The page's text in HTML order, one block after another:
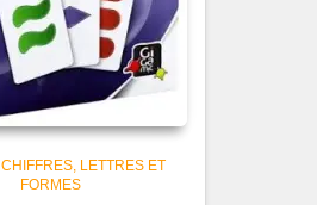
CHIFFRES, LETTRES ET
FORMES